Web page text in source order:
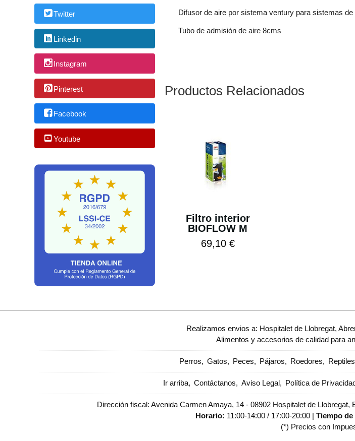
Twitter
Linkedin
Instagram
Pinterest
Facebook
Youtube
Difusor de aire por sistema ventury para sistemas
Tubo de admisión de aire 8cms
Productos Relacionados
Filtro interior
BIOFLOW M
69,10 €
Realizamos envios a: Hospitalet de Llobregat,
Alimentos y accesorios de calidad para
Perros Gatos Peces Pájaros Roedores Reptiles
Ir arriba Contáctanos Aviso Legal Política de
Dirección fiscal: Avenida Carmen Amaya, 14 - 08902 Hospitalet de Llobregat,
Horario: 11:00-14:00 / 17:00-20:00 | Tiempo
(*) Precios con